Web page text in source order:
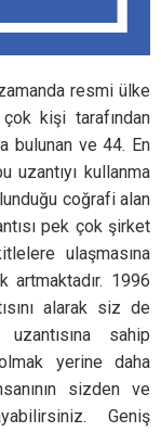
resmi ülke
kişi tarafından
bulunan ve 44. En
uzantıyı kullanma
coğrafi alan
pek çok şirket
ulaşmasına
1996
alarak siz de
sahip
yerine daha
sizden ve
Geniş